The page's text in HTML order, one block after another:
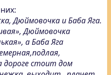
Дюймовочка и Баба Яга.
Дюймовочка
а Баба Яга
дороге стоит дом